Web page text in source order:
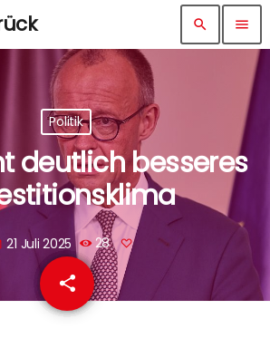
search menu
Politik
deutlich besseres
21 Juli 2025 28
share
email